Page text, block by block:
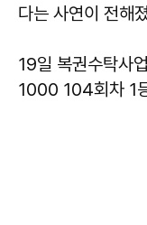
다는 사연이 전해
19일 복권수탁사
1000 104회차 1